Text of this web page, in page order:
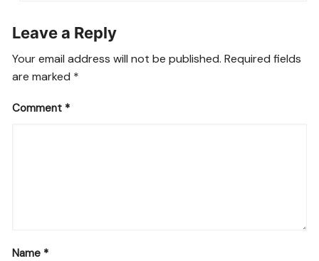
Leave a Reply
Your email address will not be published. Required fields
are marked *
Comment *
Name *